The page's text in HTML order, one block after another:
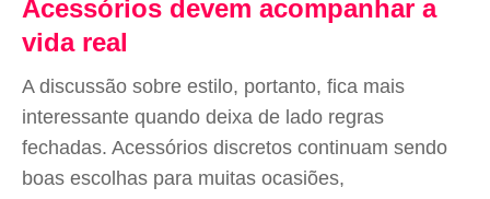
Acessórios devem acompanhar a
vida real
A discussão sobre estilo, portanto, fica mais
interessante quando deixa de lado regras
fechadas. Acessórios discretos continuam sendo
boas escolhas para muitas ocasiões,